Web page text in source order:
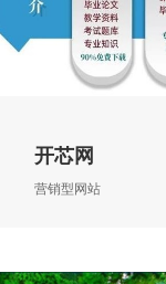
开芯网
营销型网站